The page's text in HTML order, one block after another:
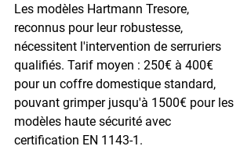
Les modèles Hartmann Tresore,
reconnus pour leur robustesse,
nécessitent l'intervention de serruriers
qualifiés. Tarif moyen : 250€ à 400€
pour un coffre domestique standard,
pouvant grimper jusqu'à 1500€ pour les
modèles haute sécurité avec
certification EN 1143-1.